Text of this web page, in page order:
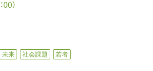
）
未来 社会課題 若者